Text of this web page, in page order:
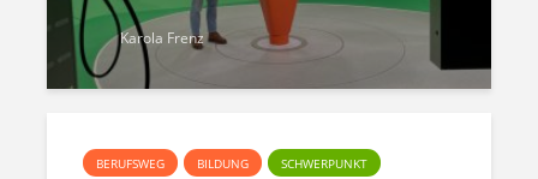
Karola Frenz
BERUFSWEG BILDUNG SCHWERPUNKT